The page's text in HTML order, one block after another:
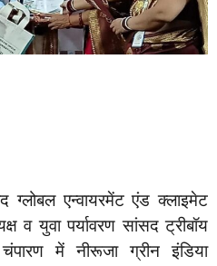
ग्लोबल एन्वायरमेंट एंड क्लाइमेट
युवा पर्यावरण सांसद ट्रीबॉय
में नीरूजा ग्रीन इंडिया